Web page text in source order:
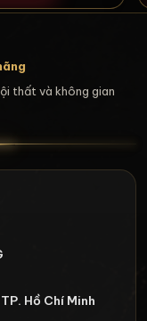
thất và không gian
Hồ Chí Minh